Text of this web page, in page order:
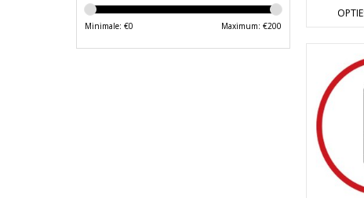
Minimale: €0 Maximum: €200